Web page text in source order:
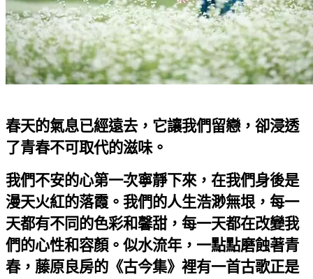
春天的氣息已經遠去，它讓我們留戀，卻浸透
了青春不可取代的滋味。
我們不安的心第一次寧靜下來，在我們身後是
漫天火紅的落霞。我們的人生浩渺無垠，每一
天都有不同的色彩和馨甜，每一天都在改變我
們的心性和容顏。似水流年，一點點磨蝕著青
春，藤原良房的《古今集》裡有一首古歌正是